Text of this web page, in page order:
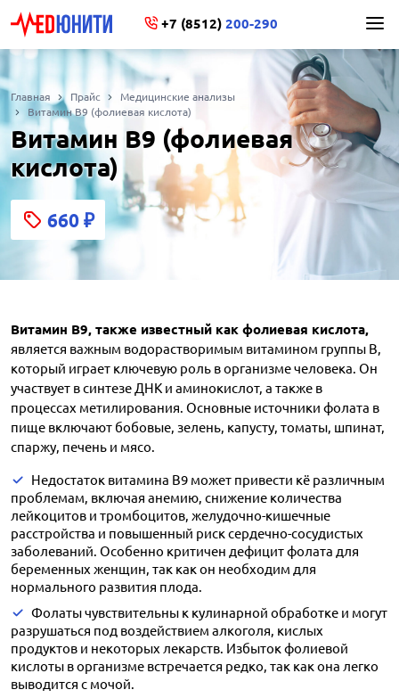
+7 (8512) 200-290
Главная Прайс
Медицинские анализы
Витамин В9 (фолиевая кислота)
Витамин В9 (фолиевая
кислота)
660 ₽
Витамин B9, также известный как фолиевая кислота,
является важным водорастворимым витамином группы В,
который играет ключевую роль в организме человека. Он
участвует в синтезе ДНК и аминокислот, а также в
процессах метилирования. Основные источники фолата в
пище включают бобовые, зелень, капусту, томаты, шпинат,
спаржу, печень и мясо.
Недостаток витамина B9 может привести кё различным
проблемам, включая анемию, снижение количества
лейкоцитов и тромбоцитов, желудочно-кишечные
расстройства и повышенный риск сердечно-сосудистых
заболеваний. Особенно критичен дефицит фолата для
беременных женщин, так как он необходим для
нормального развития плода.
Фолаты чувствительны к кулинарной обработке и могут
разрушаться под воздействием алкоголя, кислых
продуктов и некоторых лекарств. Избыток фолиевой
кислоты в организме встречается редко, так как она легко
выводится с мочой.